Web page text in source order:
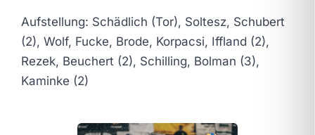
Aufstellung: Schädlich (Tor), Soltesz, Schubert
(2), Wolf, Fucke, Brode, Korpacsi, Iffland (2),
Rezek, Beuchert (2), Schilling, Bolman (3),
Kaminke (2)